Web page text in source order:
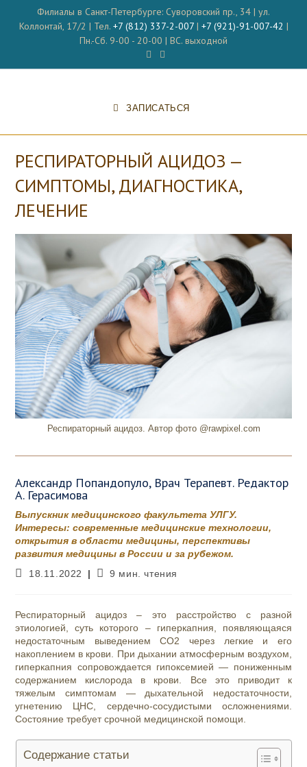
содержимому
Филиалы в Санкт-Петербурге: Суворовский пр., 34 | ул.
Коллонтай, 17/2 | Тел. +7 (812) 337-2-007| +7 (921)-91-007-42 |
Пн.-Сб. 9-00 - 20-00 | ВС. выходной
ЗАПИСАТЬСЯ
РЕСПИРАТОРНЫЙ АЦИДОЗ —
СИМПТОМЫ, ДИАГНОСТИКА,
ЛЕЧЕНИЕ
Респираторный ацидоз. Автор фото @rawpixel.com
Александр Попандопуло, Врач Терапевт. Редактор
А. Герасимова
Выпускник медицинского факультета УЛГУ.
Интересы: современные медицинские технологии,
открытия в области медицины, перспективы
развития медицины в России и за рубежом.
Запись
18.11.2022
Время
9 мин. чтения
Респираторный ацидоз – это расстройство с разной
этиологией, суть которого – гиперкапния, появляющаяся
недостаточным выведением СО2 через легкие и его
накоплением в крови. При дыхании атмосферным воздухом,
гиперкапния сопровождается гипоксемией — пониженным
содержанием кислорода в крови. Все это приводит к
тяжелым симптомам — дыхательной недостаточности,
угнетению ЦНС, сердечно-сосудистыми осложнениями.
Состояние требует срочной медицинской помощи.
Содержание статьи